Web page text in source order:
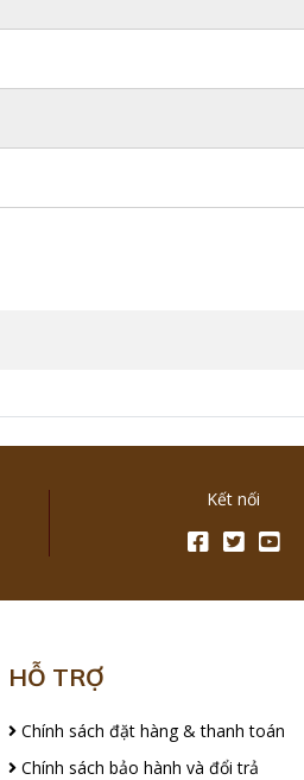
Kết nối
HỖ TRỢ
Chính sách đặt hàng & thanh toán
Chính sách bảo hành và đổi trả